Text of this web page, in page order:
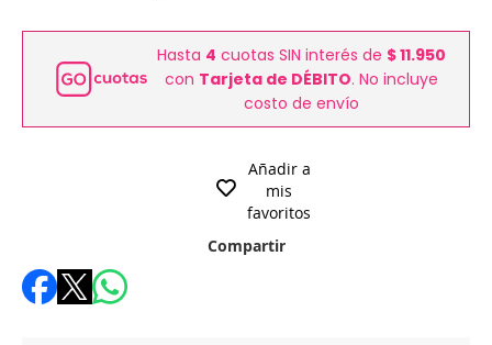
Hasta 4 cuotas SIN interés de $ 11.950
con Tarjeta de DÉBITO. No incluye
costo de envío
Añadir a
mis
favoritos
Compartir